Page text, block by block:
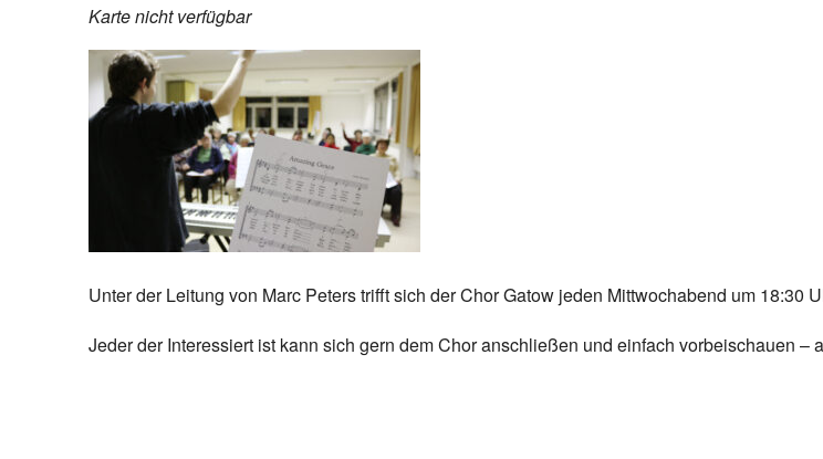
Karte nicht verfügbar
Unter der Leitung von Marc Peters trifft sich der Chor Gatow jeden Mittwochabend um 18:30
Jeder der Interessiert ist kann sich gern dem Chor anschließen und einfach vorbeischauen